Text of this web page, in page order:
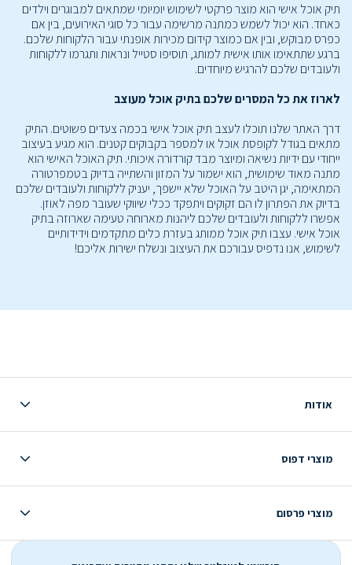
תיק אוכל אישי הוא מוצר פרקטי לשימוש יומיומי שמתאים למבוגרים וילדים
כאחד. הוא יכול לשמש כמתנה מרשימה עבור כל סוגי האירועים, בין אם
כפרס מבוקש, ובין אם כמוצר קידום מכירות אופנתי עבור הלקוחות שלכם.
ברגע שתתאימו אותו אישית למותג, תוסיפו סטייל ונראות ותגרמו ללקוחות
ולעובדים שלכם להרגיש מיוחדים.
לארוז את כל המסרים שלכם בתיק אוכל מעוצב
דרך האתר שלנו תוכלו לעצב תיק אוכל אישי בכמה צעדים פשוטים. התיק
מתאים בגודל לקופסת אוכל או למספר בקבוקים קטנים. הוא מגיע בעיצוב
ייחודי עם ידיות נשיאה ומיוצר מבד קורדורה איכותי. תיק האוכל האישי הוא
מתנה מאוד שימושית, הוא ישמור על המזון והשתייה בדיוק בטמפרטורה
המתאימה, יגן היטב על האוכל שלא יישפך, יעניק ללקוחות ולעובדים שלכם
בדיוק את הפתרון לו הם זקוקים ויתפקד ככלי שיווקי שעובר מפה לאוזן.
אפשרו ללקוחות ולעובדים שלכם ליהנות מארוחה טעימה שארוזה בתיק
אוכל אישי. עצבו תיק אוכל ממותג בעזרת כלים מתקדמים וידידותיים
לשימוש, אנו נדפיס עבורכם את העיצוב ונשלח ישירות אליכם!
אודות
מוצרי דפוס
מוצרי פרסום